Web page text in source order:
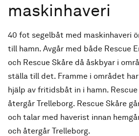
maskinhaveri
40 fot segelbåt med maskinhaveri
till hamn. Avgår med både Rescue
och Rescue Skåre då åskbyar i
ställa till det. Framme i området
hjälp av fritidsbåt in i hamn.
återgår Trelleborg. Rescue Skåre
och talar med haverist innan
och återgår Trelleborg.